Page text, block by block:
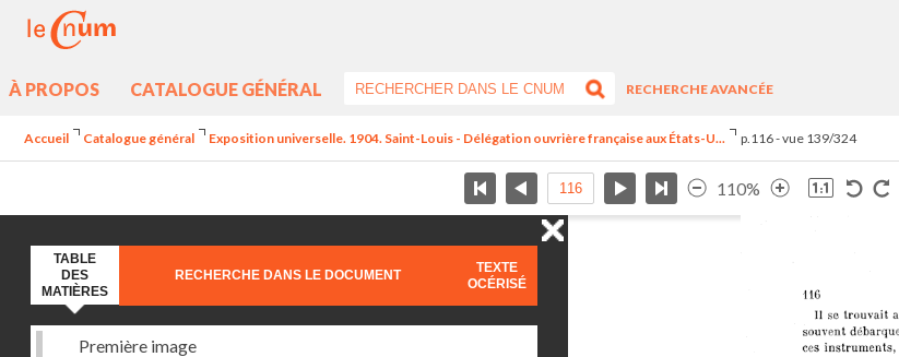
À PROPOS CATALOGUE GÉNÉRAL
RECHERCHE AVANCÉE
Accueil Catalogue général Exposition universelle. 1904. Saint-Louis - Délégation ouvrière française aux États-U... p.116 - vue 139/324
110%
TABLE
DES
MATIÈRES
RECHERCHE DANS LE DOCUMENT
TEXTE
OCÉRISÉ
Première image